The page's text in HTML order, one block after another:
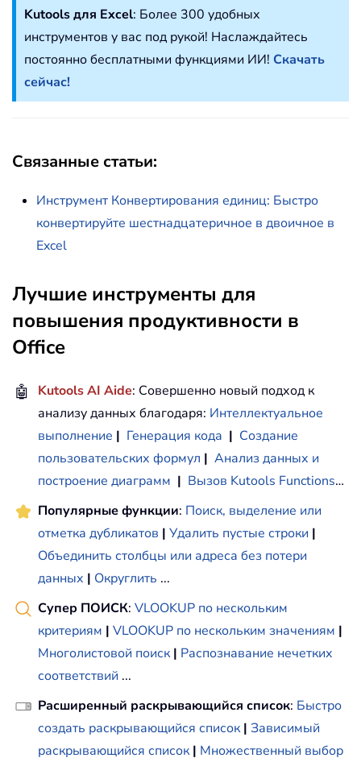
Kutools для Excel: Более 300 удобных
инструментов у вас под рукой! Наслаждайтесь
постоянно бесплатными функциями ИИ! Скачать
сейчас!
Связанные статьи:
Инструмент Конвертирования единиц: Быстро
конвертируйте шестнадцатеричное в двоичное в
Excel
Лучшие инструменты для
повышения продуктивности в
Office
🤖 Kutools AI Aide: Совершенно новый подход к
анализу данных благодаря: Интеллектуальное
выполнение | Генерация кода | Создание
пользовательских формул | Анализ данных и
построение диаграмм | Вызов Kutools Functions…
Популярные функции: Поиск, выделение или
отметка дубликатов | Удалить пустые строки |
Объединить столбцы или адреса без потери
данных | Округлить ...
Супер ПОИСК: VLOOKUP по нескольким
критериям | VLOOKUP по нескольким значениям |
Многолистовой поиск | Распознавание нечетких
соответствий ...
Расширенный раскрывающийся список: Быстро
создать раскрывающийся список | Зависимый
раскрывающийся список | Множественный выбор